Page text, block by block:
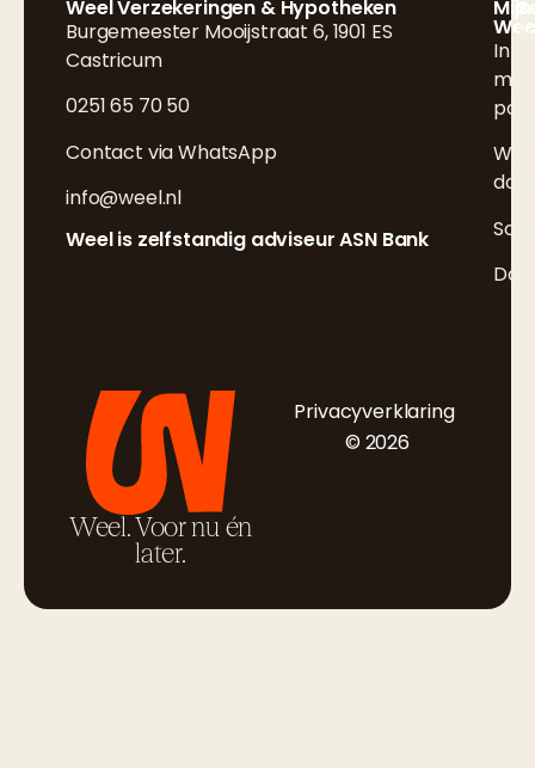
Weel Verzekeringen & Hypotheken
Burgemeester Mooijstraat 6, 1901 ES
Castricum
0251 65 70 50
Contact via WhatsApp
info@weel.nl
Weel is zelfstandig adviseur ASN Bank
Mijn
mijn
Weel. Voor nu én
later.
Privacyverklaring
© 2026